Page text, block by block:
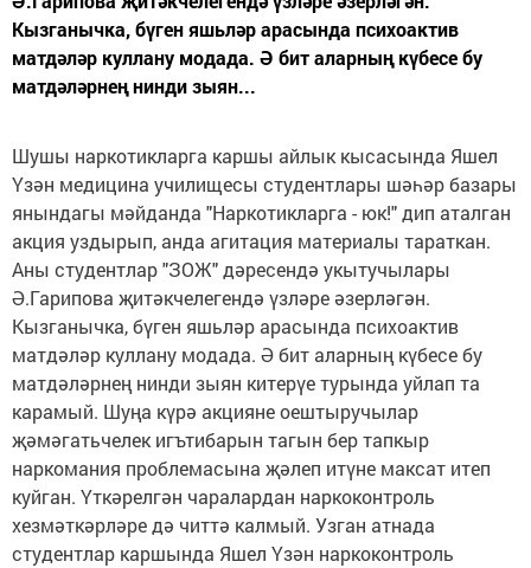
Кызганычка, бүген яшьләр арасында психоактив
матдәләр куллану модада. Ә бит аларның күбесе бу
матдәләрнең нинди зыян...
Шушы наркотикларга каршы айлык кысасында Яшел
Үзән медицина училищесы студентлары шәһәр базары
янындагы мәйданда "Наркотикларга - юк!" дип аталган
акция уздырып, анда агитация материалы тараткан.
Аны студентлар "ЗОЖ" дәресендә укытучылары
Ә.Гарипова җитәкчелегендә үзләре әзерләгән.
Кызганычка, бүген яшьләр арасында психоактив
матдәләр куллану модада. Ә бит аларның күбесе бу
матдәләрнең нинди зыян китерүе турында уйлап та
карамый. Шуңа күрә акцияне оештыручылар
җәмәгатьчелек игътибарын тагын бер тапкыр
наркомания проблемасына җәлеп итүне максат итеп
куйган. Үткәрелгән чаралардан наркоконтроль
хезмәткәрләре дә читтә калмый. Узган атнада
студентлар каршында Яшел Үзән наркоконтроль